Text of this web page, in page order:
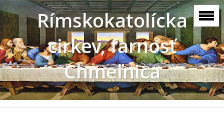
Rímskokatolícka
cirkev, farnosť
Chmeľnica